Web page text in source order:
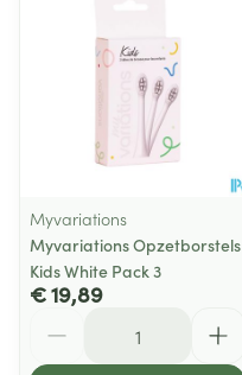
Myvariations
Myvariations Opzetborstels
Kids White Pack 3
€ 19,89